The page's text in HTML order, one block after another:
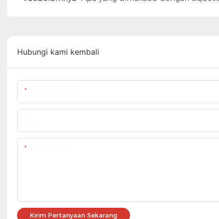
Hubungi kami kembali
Kirim Pertanyaan Sekarang